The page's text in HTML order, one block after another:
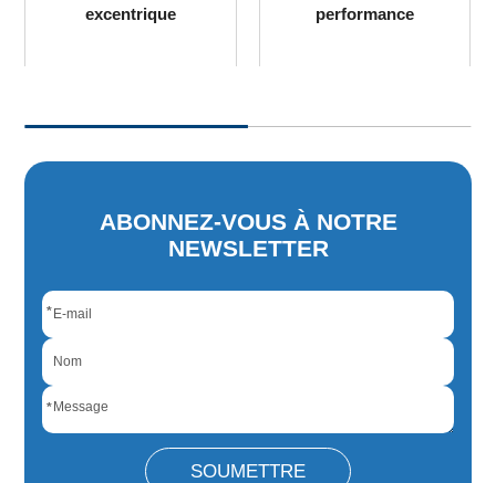
double disque
bronze
ABONNEZ-VOUS À NOTRE
NEWSLETTER
*
*
SOUMETTRE